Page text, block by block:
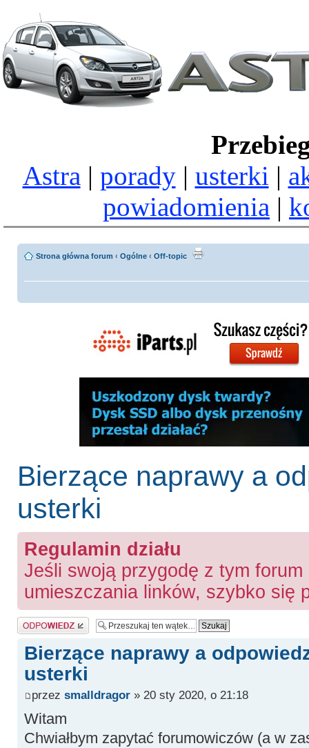
Astra | porady| usterki |
powiadomienia |
Strona główna forum ‹ Ogólne ‹ Off-topic
Bierzące naprawy a
usterki
Regulamin działu
Jeśli swoją przygodę z tym
umieszczania linków, szybko się
Odpowiedz
Bierzące naprawy a
usterki
przez smalldragor» 20 sty 2020, o 21:18
Witam
Chwiałbym zapytać forumowiczów (a w